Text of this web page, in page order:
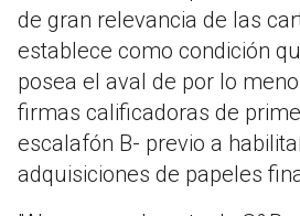
de gran relevancia de las
establece como condición
posea el aval de por lo
firmas calificadoras de
escalafón B- previo a
adquisiciones de papeles